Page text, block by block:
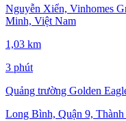
Nguyễn Xiển, Vinhomes
Minh, Việt Nam
1,03 km
3 phút
Quảng trường Golden
Long Bình, Quận 9,